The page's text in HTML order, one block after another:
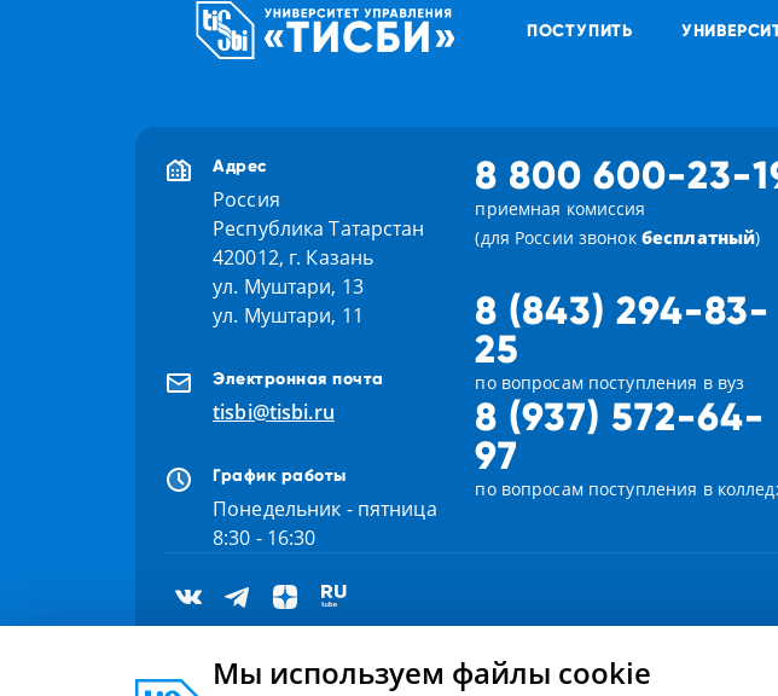
ПОСТУПИТЬ
Адрес
Россия
Республика Татарстан
420012, г. Казань
ул. Муштари, 13
ул. Муштари, 11
Электронная почта
tisbi@tisbi.ru
График работы
Понедельник - пятница
8:30 - 16:30
8 800 600-23-
приемная комиссия
(для России звонок бесплатный)
8 (843) 294-83-
25
по вопросам поступления в вуз
8 (937) 572-64-
97
по вопросам поступления в
Мы используем файлы cookie